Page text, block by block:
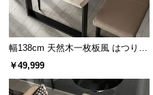
て
搬
経
路
幅138cm 天然木一枚板風 はつりダ
イニングセット リアル木目調 4人
￥49,999